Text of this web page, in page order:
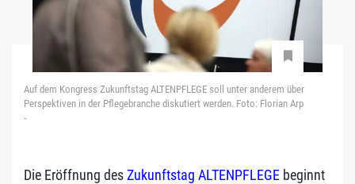
Auf dem Kongress Zukunftstag ALTENPFLEGE soll unter anderem über
Perspektiven in der Pflegebranche diskutiert werden. Foto: Florian Arp
-
Die Eröffnung desZukunftstag ALTENPFLEGE beginnt